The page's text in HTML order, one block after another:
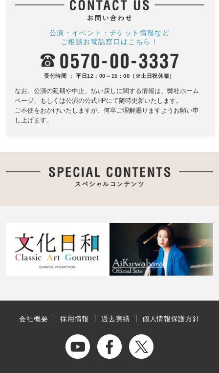
公演・イベント・チケット情報など
ご相談お電話窓口はこちら！
受付時間 ： 平日12：00～15：00（※土日祝休業）
なお、公演の延期や中止、払い戻しに関する情報は、 弊社ホーム
ページ、もしくは公演の公式HPにて随時更新いたします。
ご不便をおかけいたしますが、何卒ご理解賜りますようお願い申
し上げます。
会社概要 採用情報 過去実績 個人情報保護方針